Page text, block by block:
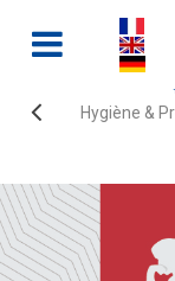
Hygiène &